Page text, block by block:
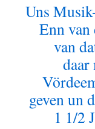
Uns
Enn van
van
geven un
1 1/2